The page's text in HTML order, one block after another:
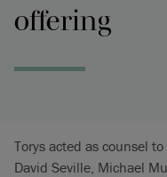
offering
Torys acted as counsel
David Seville, Michael